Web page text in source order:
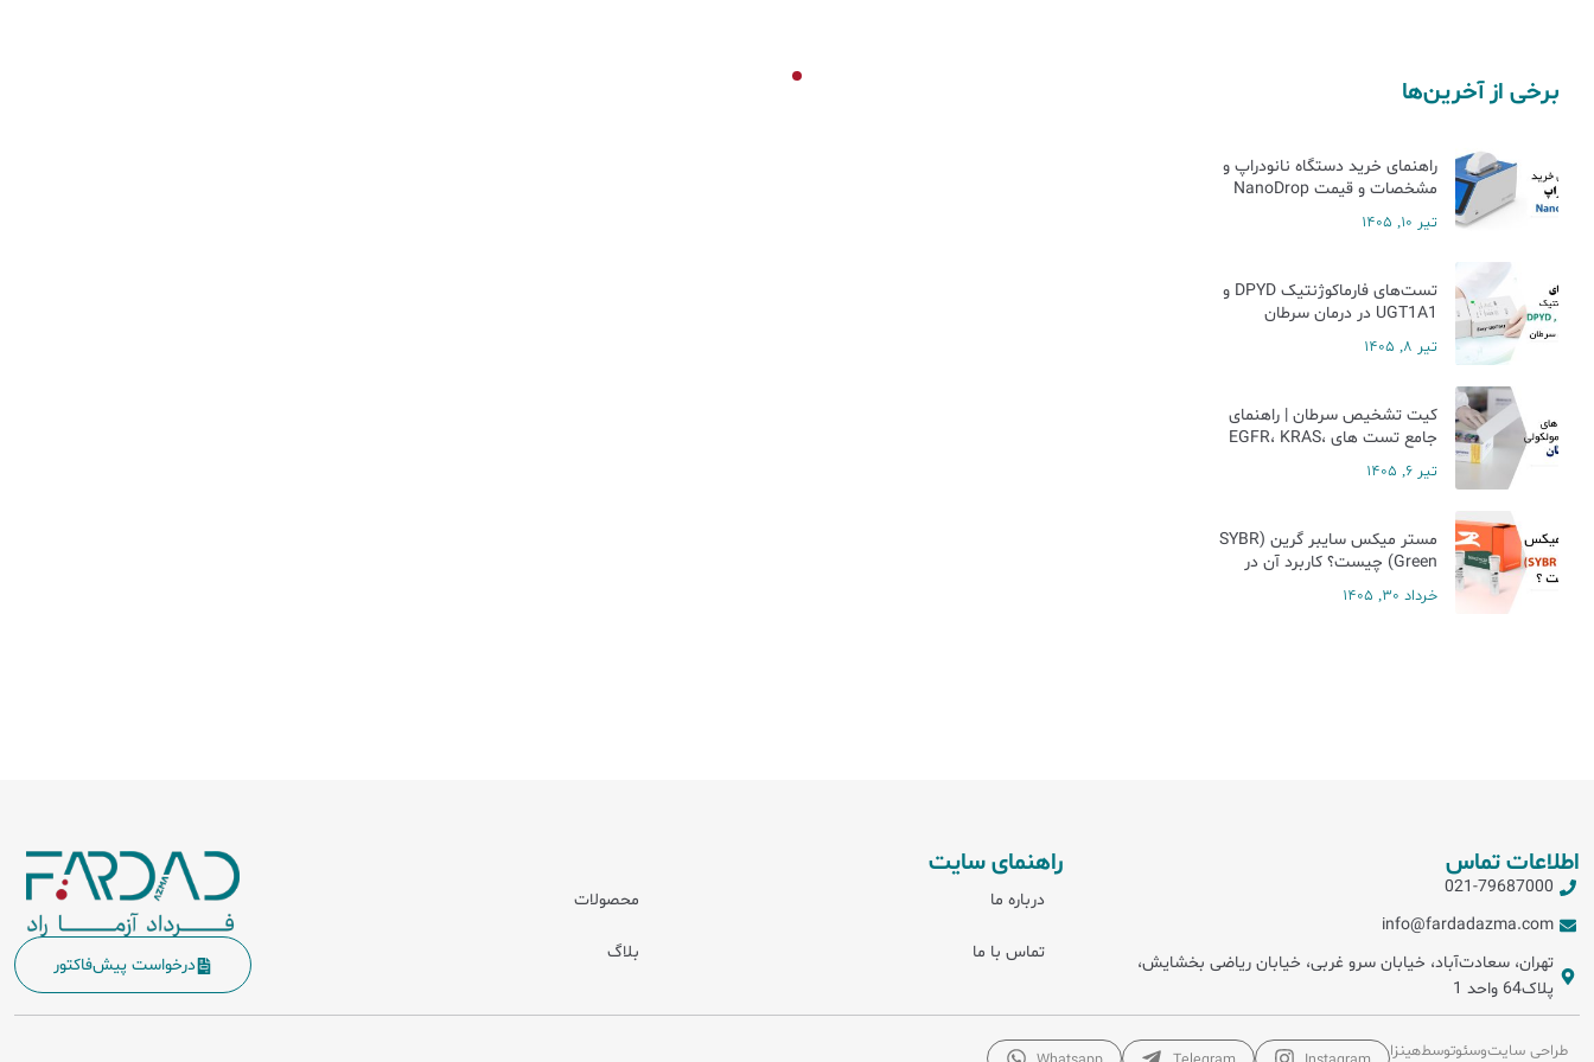
برخی از آخرین‌ها
راهنمای خرید دستگاه نانودراپ و
مشخصات و قیمت NanoDrop
تیر 10, 1405
تست‌های فارماکوژنتیک DPYD و
UGT1A1 در درمان سرطان
تیر 8, 1405
کیت تشخیص سرطان | راهنمای
جامع تست های EGFR، KRAS،
NRAS، BRAF، ALK و MSI
تیر 6, 1405
مستر میکس سایبر گرین (SYBR
Green) چیست؟ کاربرد آن در
Real-Time PCR
خرداد 30, 1405
اطلاعات تماس
021-79687000
info@fardadazma.com
تهران، سعادت‌آباد، خیابان سرو غربی، خیابان ریاضی بخشایش،
پلاک64 واحد 1
راهنمای سایت
درباره ما محصولات
تماس با ما بلاگ
درخواست پیش‌فاکتور
طراحی سایتوسئوتوسطهینزا